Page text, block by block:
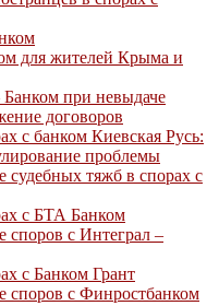
для жителей Крыма и
при невыдаче
договоров
с банком Киевская Русь:
проблемы
тяжб в спорах с
с БТА Банком
споров с Интеграл –
с Банком Грант
споров с Финростбанком